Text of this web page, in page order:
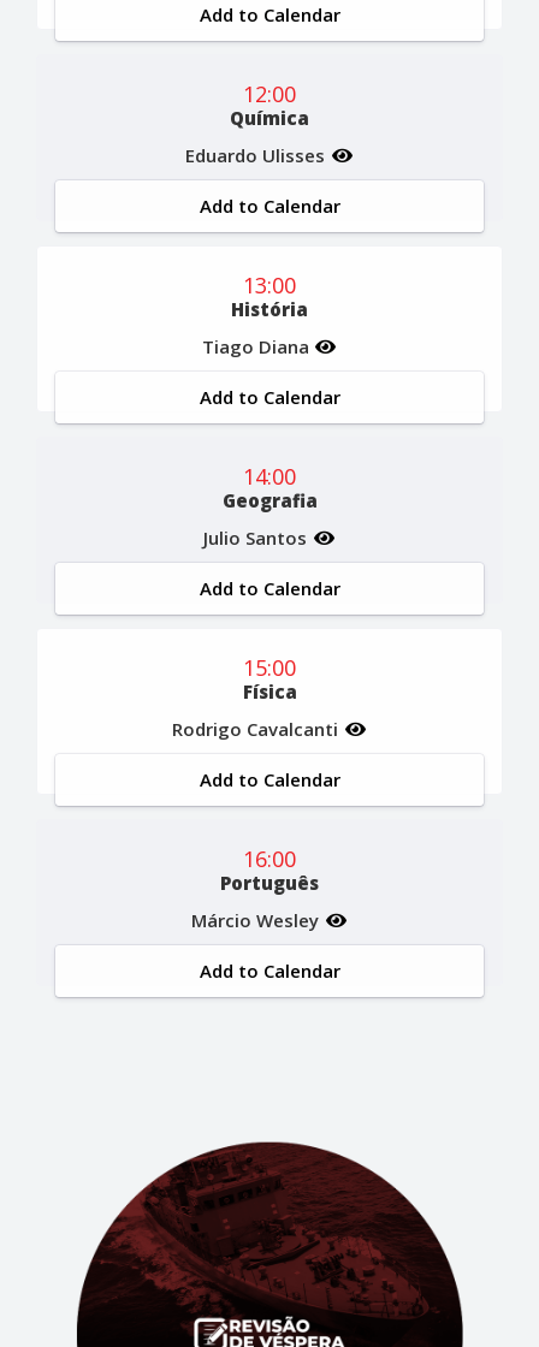
Add to Calendar
12:00
Química
Eduardo Ulisses
Add to Calendar
13:00
História
Tiago Diana
Add to Calendar
14:00
Geografia
Julio Santos
Add to Calendar
15:00
Física
Rodrigo Cavalcanti
Add to Calendar
16:00
Português
Márcio Wesley
Add to Calendar